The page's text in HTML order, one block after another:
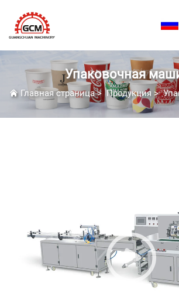
Упаковочная
Главная страница>Продукция >